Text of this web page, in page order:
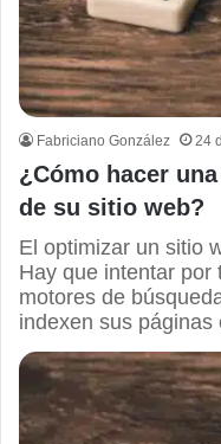
Fabriciano González 24
¿Cómo hacer
de su sitio web?
El optimizar un sitio
Hay que intentar por
motores de
indexen sus